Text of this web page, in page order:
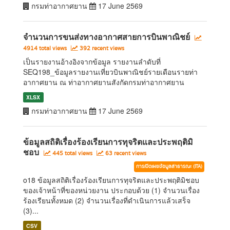
กรมท่าอากาศยาน 17 June 2569
จำนวนการขนส่งทางอากาศสายการบินพาณิชย์
4914 total views 392 recent views
เป็นรายงานอ้างอิงจากข้อมูล รายงานลำดับที่
SEQ198_ข้อมูลรายงานเที่ยวบินพาณิชย์รายเดือนรายท่า
อากาศยาน ณ ท่าอากาศยานสังกัดกรมท่าอากาศยาน
XLSX
กรมท่าอากาศยาน 17 June 2569
ข้อมูลสถิติเรื่องร้องเรียนการทุจริตและประพฤติมิ
ชอบ
445 total views 63 recent views
การเปิดเผยข้อมูลสาธารณะ (ITA)
o18 ข้อมูลสถิติเรื่องร้องเรียนการทุจริตและประพฤติมิชอบ
ของเจ้าหน้าที่ของหน่วยงาน ประกอบด้วย (1) จำนวนเรื่อง
ร้องเรียนทั้งหมด (2) จำนวนเรื่องที่ดำเนินการแล้วเสร็จ
(3)...
CSV